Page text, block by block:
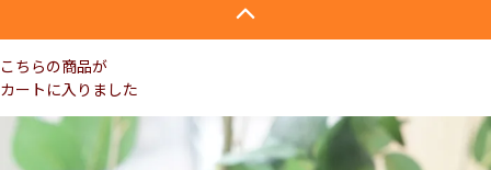
こちらの商品が
カートに入りました